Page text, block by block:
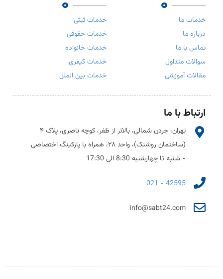
خدمات ما
درباره ما
تماس با ما
سوالات متداول
مقالات آموزشی
خدمات ثبتی
خدمات حقوقی
خدمات خانواده
خدمات کیفری
خدمات بین الملل
ارتباط با ما
تهران، جردن شمالی، بالاتر از ظفر، کوچه ناصری، پلاک ۴
(ساختمان روشنک)، واحد ۲۸، همراه با پارکینگ اختصاصی
- شنبه تا چهارشنبه 8:30 الی 17:30
42595 - 021
info@sabt24.com